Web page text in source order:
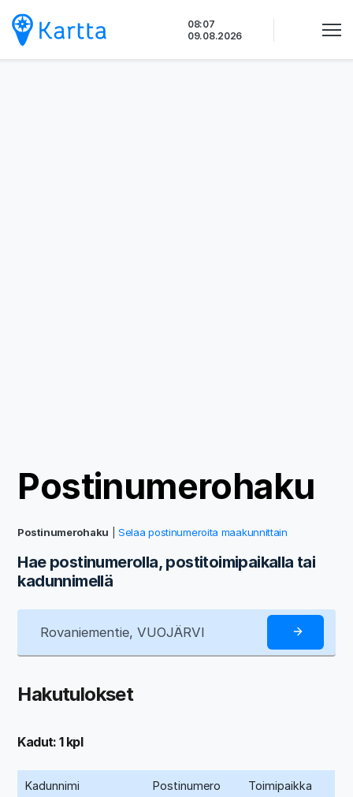
sisältöön
08:07
09.08.2026
Postinumerohaku
Postinumerohaku |Selaa postinumeroita maakunnittain
Hae postinumerolla, postitoimipaikalla tai
kadunnimellä
Hakutulokset
Kadut: 1 kpl
Kadunnimi Postinumero Toimipaikka